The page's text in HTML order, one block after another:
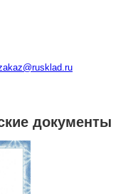
документы